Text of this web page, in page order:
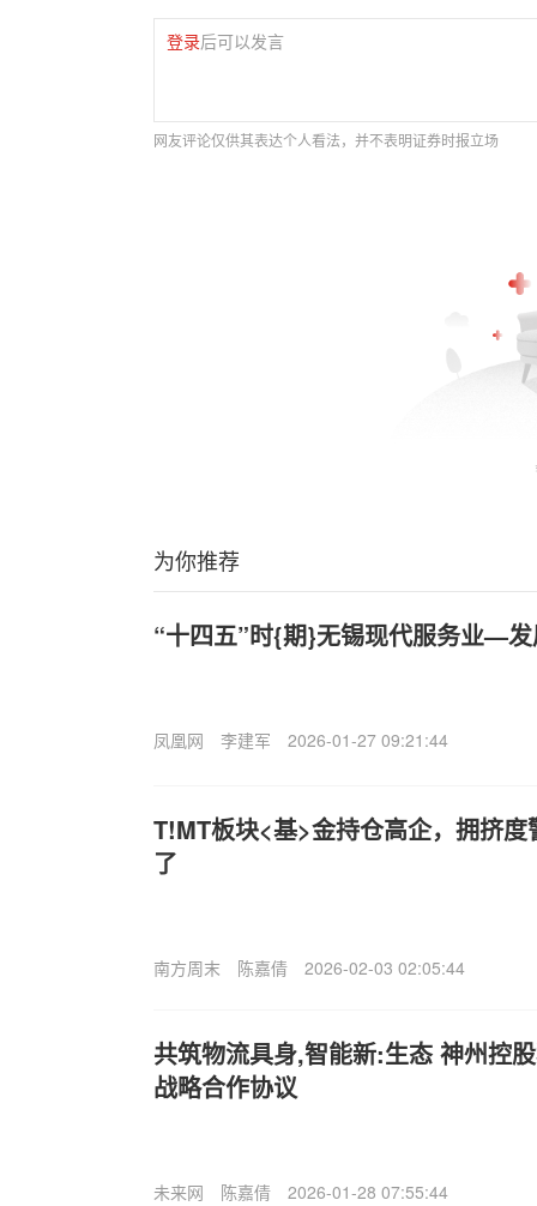
登录后可以发言
网友评论仅供其表达个人看法，并不表明证券时报立场
为你推荐
“十四五”时{期}无锡现代服务业—
凤凰网 李建军 2026-01-27 09:21:44
T!MT板块<基>金持仓高企，拥挤
了
南方周末 陈嘉倩 2026-02-03 02:05:44
共筑物流具身,智能新:生态 神州控
战略合作协议
未来网 陈嘉倩 2026-01-28 07:55:44